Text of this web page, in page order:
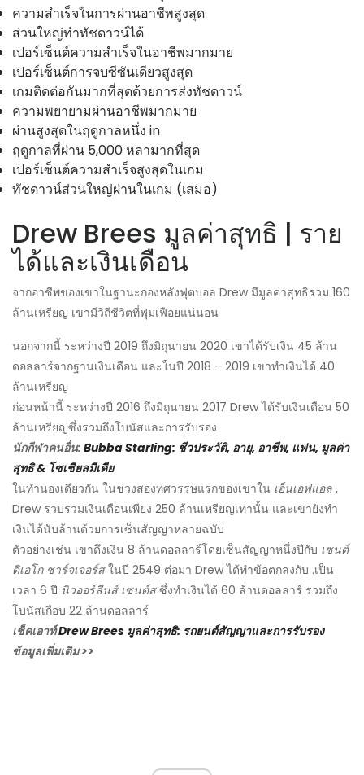
ความสำเร็จในการผ่านอาชีพสูงสุด
ส่วนใหญ่ทำทัชดาวน์ได้
เปอร์เซ็นต์ความสำเร็จในอาชีพมากมาย
เปอร์เซ็นต์การจบซีซันเดียวสูงสุด
เกมติดต่อกันมากที่สุดด้วยการส่งทัชดาวน์
ความพยายามผ่านอาชีพมากมาย
ผ่านสูงสุดในฤดูกาลหนึ่ง in
ฤดูกาลที่ผ่าน 5,000 หลามากที่สุด
เปอร์เซ็นต์ความสำเร็จสูงสุดในเกม
ทัชดาวน์ส่วนใหญ่ผ่านในเกม (เสมอ)
Drew Brees มูลค่าสุทธิ | ราย
ได้และเงินเดือน
จากอาชีพของเขาในฐานะกองหลังฟุตบอล Drew มีมูลค่าสุทธิรวม 160
ล้านเหรียญ เขามีวิถีชีวิตที่ฟุ่มเฟือยแน่นอน
นอกจากนี้ ระหว่างปี 2019 ถึงมิถุนายน 2020 เขาได้รับเงิน 45 ล้าน
ดอลลาร์จากฐานเงินเดือน และในปี 2018 – 2019 เขาทำเงินได้ 40
ล้านเหรียญ
ก่อนหน้านี้ ระหว่างปี 2016 ถึงมิถุนายน 2017 Drew ได้รับเงินเดือน 50
ล้านเหรียญซึ่งรวมถึงโบนัสและการรับรอง
นักกีฬาคนอื่น: Bubba Starling: ชีวประวัติ, อายุ, อาชีพ, แฟน, มูลค่า
สุทธิ & โซเชียลมีเดีย
ในทำนองเดียวกัน ในช่วงสองทศวรรษแรกของเขาใน เอ็นเอฟแอล ,
Drew รวบรวมเงินเดือนเพียง 250 ล้านเหรียญเท่านั้น และเขายังทำ
เงินได้นับล้านด้วยการเซ็นสัญญาหลายฉบับ
ตัวอย่างเช่น เขาดึงเงิน 8 ล้านดอลลาร์โดยเซ็นสัญญาหนึ่งปีกับ เซนต์
ดิเอโก ชาร์จเจอร์สในปี 2549 ต่อมา Drew ได้ทำข้อตกลงกับ .เป็น
เวลา 6 ปี นิวออร์ลีนส์ เซนต์สซึ่งทำเงินได้ 60 ล้านดอลลาร์ รวมถึง
โบนัสเกือบ 22 ล้านดอลลาร์
เช็คเอาท์Drew Brees มูลค่าสุทธิ: รถยนต์สัญญาและการรับรอง
ข้อมูลเพิ่มเติม >>